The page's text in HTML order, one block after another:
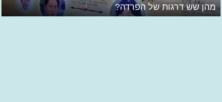
מהן שש דרגות של הפרדה?